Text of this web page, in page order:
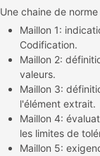
Une chaine de
Maillon 1:
Codification.
Maillon 2:
valeurs.
Maillon 3:
l'élément extrait.
Maillon 4:
les limites de
Maillon 5: